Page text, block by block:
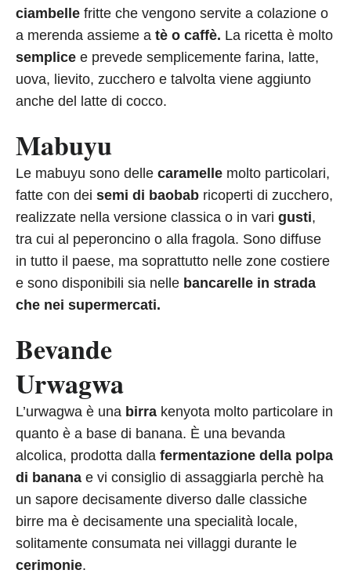
ciambelle fritte che vengono servite a colazione o
a merenda assieme a tè o caffè. La ricetta è molto
semplice e prevede semplicemente farina, latte,
uova, lievito, zucchero e talvolta viene aggiunto
anche del latte di cocco.
Mabuyu
Le mabuyu sono delle caramelle molto particolari,
fatte con dei semi di baobab ricoperti di zucchero,
realizzate nella versione classica o in vari gusti,
tra cui al peperoncino o alla fragola. Sono diffuse
in tutto il paese, ma soprattutto nelle zone costiere
e sono disponibili sia nelle bancarelle in strada
che nei supermercati.
Bevande
Urwagwa
L’urwagwa è una birra kenyota molto particolare in
quanto è a base di banana. È una bevanda
alcolica, prodotta dalla fermentazione della polpa
di banana e vi consiglio di assaggiarla perchè ha
un sapore decisamente diverso dalle classiche
birre ma è decisamente una specialità locale,
solitamente consumata nei villaggi durante le
cerimonie.